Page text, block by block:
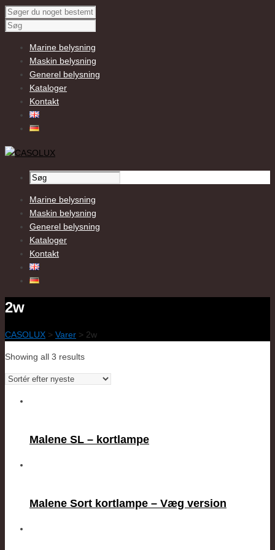
Marine belysning
Maskin belysning
Generel belysning
Kataloger
Kontakt
Marine belysning
Maskin belysning
Generel belysning
Kataloger
Kontakt
2w
CASOLUX > Varer > 2w
Showing all 3 results
Malene SL – kortlampe
Malene Sort kortlampe – Væg version